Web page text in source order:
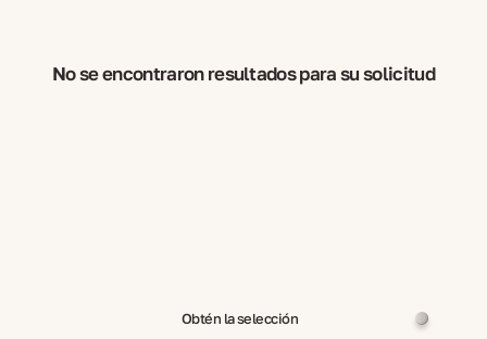
No se encontraron resultados para su solicitud
Obtén la selección